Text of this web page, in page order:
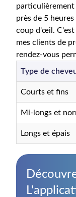
particulièrement
près de 5
coup d'œil. C'est
mes clients de
rendez-vous
Type de
Courts et fins
Mi-longs et
Longs et épais